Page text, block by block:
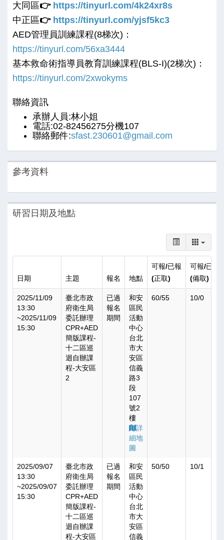
大同區👉 https://tinyurl.com/4k24xr8s
中正區👉 https://tinyurl.com/yjsf5kc3
AED管理員訓練課程(8梯次)：
https://tinyurl.com/56xa3444
基本救命術指導員教育訓練課程(BLS-I)(2梯次)：
https://tinyurl.com/2xwokyms
聯絡資訊
承辦人員:林小姐
電話:02-82456275分機107
聯絡郵件:sfast.230601@gmail.com
參考資料
研習日期及地點
日期 主題 報名 地點
可報/已報
(正取)
可報/已報
(備取)
2025/11/09
13:30
~2025/11/09
15:30
臺北市政
府衛生局
委託辦理
CPR+AED
簡版課程-
十二區巡
迴自辦課
程-大安區
2
已過
報名
期間
和安
區民
活動
中心
台北
市大
安區
信義
路3
段
107
號2
樓
詳
細地
圖
60/55 10/0
2025/09/07
13:30
~2025/09/07
15:30
臺北市政
府衛生局
委託辦理
CPR+AED
簡版課程-
十二區巡
迴自辦課
程-大安區
已過
報名
期間
和安
區民
活動
中心
台北
市大
安區
信義
50/50 10/1